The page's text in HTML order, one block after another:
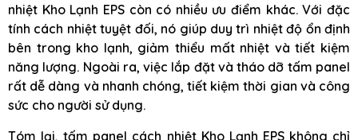
nhiệt Kho Lạnh EPS còn có nhiều ưu điểm khác. Với đặc
tính cách nhiệt tuyệt đối, nó giúp duy trì nhiệt độ ổn định
bên trong kho lạnh, giảm thiểu mất nhiệt và tiết kiệm
năng lượng. Ngoài ra, việc lắp đặt và tháo dỡ tấm panel
rất dễ dàng và nhanh chóng, tiết kiệm thời gian và công
sức cho người sử dụng.
Tóm lại, tấm panel cách nhiệt Kho Lạnh EPS không chỉ